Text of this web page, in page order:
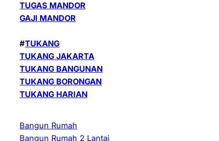
TUGAS MANDOR
GAJI MANDOR
#TUKANG
TUKANG JAKARTA
TUKANG BANGUNAN
TUKANG BORONGAN
TUKANG HARIAN
Bangun Rumah
Bangun Rumah 2 Lantai